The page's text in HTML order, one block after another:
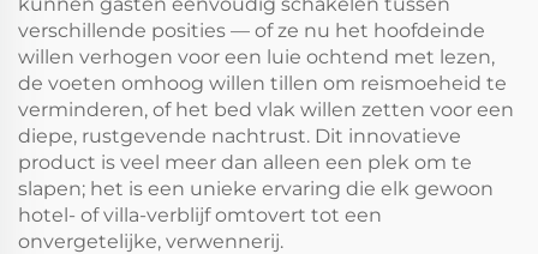
verschillende posities — of ze nu het hoofdeinde
willen verhogen voor een luie ochtend met lezen,
de voeten omhoog willen tillen om reismoeheid te
verminderen, of het bed vlak willen zetten voor een
diepe, rustgevende nachtrust. Dit innovatieve
product is veel meer dan alleen een plek om te
slapen; het is een unieke ervaring die elk gewoon
hotel- of villa-verblijf omtovert tot een
onvergetelijke, verwennerij.